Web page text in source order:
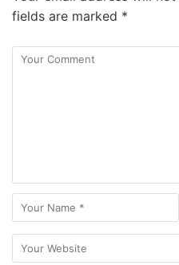
fields are marked *